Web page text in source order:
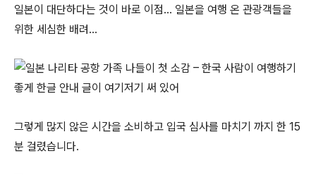
일본이 대단하다는 것이 바로 이점… 일본을 여행 온 관광객들을
위한 세심한 배려…
그렇게 많지 않은 시간을 소비하고 입국 심사를 마치기 까지 한 15
분 걸렸습니다.